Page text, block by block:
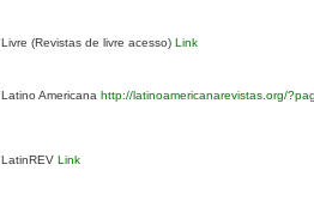
Livre (Revistas de livre acesso) Link
Latino Americana http://latinoamericanarevistas.org/
LatinREV Link